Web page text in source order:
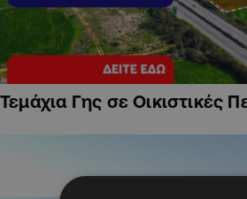
Τεμάχια Γης σε Οικιστικές